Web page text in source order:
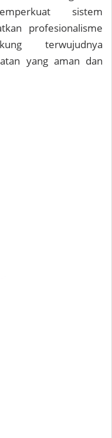
sistem
profesionalisme
terwujudnya
yang aman dan